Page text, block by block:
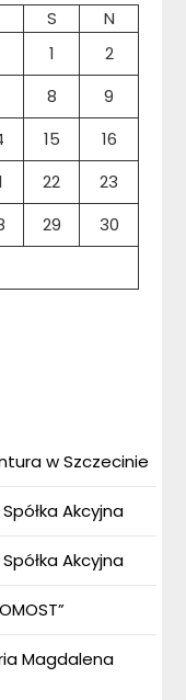
S
N
1
2
8
9
15
16
22
23
29
30
w Szczecinie
Akcyjna
Akcyjna
Magdalena